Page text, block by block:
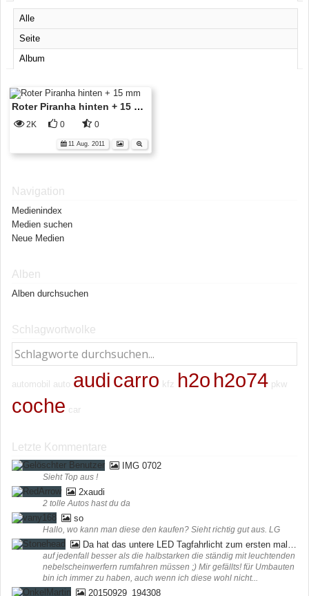
Alle
Seite
Album
Roter Piranha hinten + 15 mm
2K 0 0
11 Aug. 2011
Navigation
Medienindex
Medien suchen
Neue Medien
Alben
Alben durchsuchen
Schlagwortwolke
automobil auto audicarro kfz h2o h2o74 pkw
coche car
Letzte Kommentare
IMG 0702
Sieht Top aus !
2xaudi
2 tolle Autos hast du da
so
Hallo, wo kann man diese den kaufen? Sieht richtig gut aus. LG
Da hat das untere LED Tagfahrlicht zum ersten mal funktioniert ;) (bei mir in der Werkstatt)
auf jedenfall besser als die halbstarken die ständig mit leuchtenden
nebelscheinwerfern rumfahren müssen ;) Mir gefällts! für Umbauten
bin ich immer zu haben, auch wenn ich diese wohl nicht...
20150929_194308